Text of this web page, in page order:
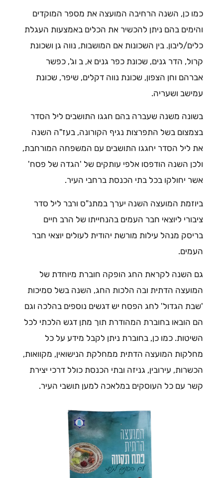
כמו כן, השנה הרחיבה המועצה את מספר המוקדים
והימים בהם ניתן להכשיר את הכלים באמצעות העגלת
כלים/ליבון. בין השכונות אם המושבות, נווה גן ושכונת
קרול, הדר גנים, שכונת כפר גנים א, ב וג', כפשר
אברהם וחן הצפון, שכונת נווה דקלים, שיפר, שכונת
עמישב ושעריה.
בשונה משנה שעברה בהם חגגו התושבים ליל הסדר
בצמצום בשל התפרצות נגיף הקורונה, בעז"ה השנה
את ליל הסדר יחגגו התושבים עם המשפחה המורחבת,
ולכן השנה הודפסו אלפי עותקים של 'הגדה של פסח'
אשר יחולקו בכל בתי הכנסת ברחבי העיר.
ביוזמת המועצה השנה יערך במתנ"ס ורבר ליל סדר
ציבורי ליוצאי חבר העמים בהנחייתו של הרב חיים
בריסק מנהל עילות מורשת יהודית לעולים יוצאי חבר
העמים.
גם השנה לקראת החג הופקה חוברת מיוחדת של
המועצה הדתית ובה הלכות החג, השנה בשל סמיכות
'שבת הגדול' לחג הפסח יש דגשים נוספים בהלכה וגם
הם הובאו בחוברת המהודרת תוך מתן דגש הלכתי לכל
השיטות. כמו כן, בחוברת ניתן לקבל מידע על כל
מחלקות המועצה הדתית ממחלקת הנישואין, מקוואות,
הכשרות, עירובין, גניזה ובתי הכנסת כולל דרכי יצירת
קשר עם כל העוסקים במלאכה למען תושבי העיר.